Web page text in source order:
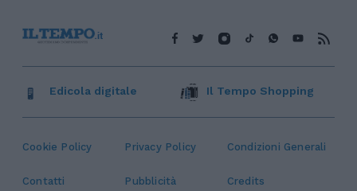
Cookie Policy Privacy Policy Condizioni Generali
Contatti Pubblicità
Credits
Edicola digitale Il Tempo Shopping